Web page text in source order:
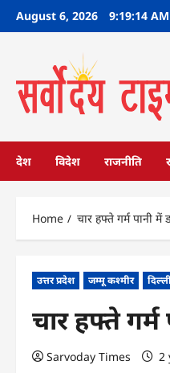
SkipAugust 6, 2026 9:19:15 AM
देश विदेश राजनीति
Home चार हफ्ते गर्म पानी में
उत्तर प्रदेश जम्मू कश्मीर
चार हफ्ते
Sarvoday Times 2